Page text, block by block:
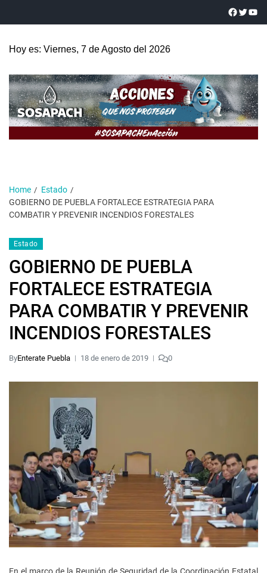
Hoy es: Viernes, 7 de Agosto del 2026
Home
Estado
GOBIERNO DE PUEBLA FORTALECE ESTRATEGIA PARA
COMBATIR Y PREVENIR INCENDIOS FORESTALES
Estado
GOBIERNO DE PUEBLA
FORTALECE ESTRATEGIA
PARA COMBATIR Y PREVENIR
INCENDIOS FORESTALES
ByEnterate Puebla 18 de enero de 2019 0